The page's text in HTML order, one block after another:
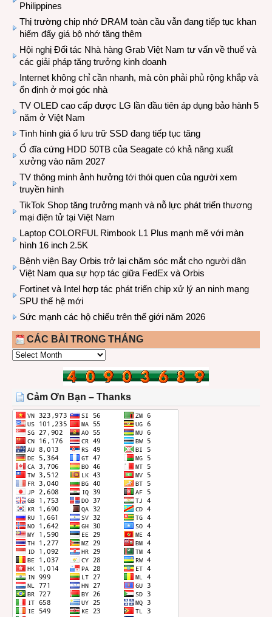
Philippines
Thị trường chip nhớ DRAM toàn cầu vẫn đang tiếp tục khan
hiếm đẩy giá bộ nhớ tăng thêm
Hội nghị Đối tác Nhà hàng Grab Việt Nam tư vấn về thuế và
các giải pháp tăng trưởng kinh doanh
Internet không chỉ cần nhanh, mà còn phải phủ rộng khắp và
ổn định ở mọi góc nhà
TV OLED cao cấp được LG lần đầu tiên áp dụng bảo hành 5
năm ở Việt Nam
Tình hình giá ổ lưu trữ SSD đang tiếp tục tăng
Ổ đĩa cứng HDD 50TB của Seagate có khả năng xuất
xưởng vào năm 2027
TV thông minh ảnh hưởng tới thói quen của người xem
truyền hình
TikTok Shop tăng trưởng mạnh và nỗ lực phát triển thương
mại điện tử tại Việt Nam
Laptop COLORFUL Rimbook L1 Plus mạnh mẽ với màn
hình 16 inch 2.5K
Bệnh viện Bay Orbis trở lại chăm sóc mắt cho người dân
Việt Nam qua sự hợp tác giữa FedEx và Orbis
Fortinet và Intel hợp tác phát triển chip xử lý an ninh mạng
SPU thế hệ mới
Sức mạnh các hộ chiếu trên thế giới năm 2026
CÁC BÀI TRONG THÁNG
CÁC
THÁNG
Cảm Ơn Bạn – Thanks